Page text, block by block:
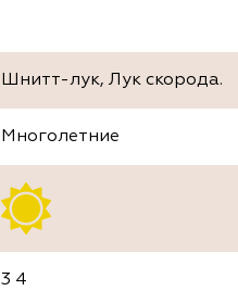
Шнитт-лук, Лук скорода.
Многолетние
3 4